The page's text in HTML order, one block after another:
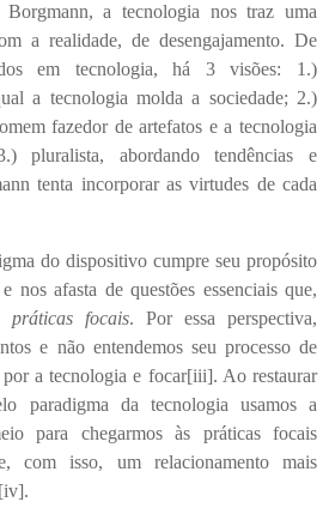
Borgmann, a tecnologia nos traz uma
a realidade, de desengajamento. De
em tecnologia, há 3 visões: 1.)
a tecnologia molda a sociedade; 2.)
fazedor de artefatos e a tecnologia
pluralista, abordando tendências e
tenta incorporar as virtudes de cada
do dispositivo cumpre seu propósito
nos afasta de questões essenciais que,
práticas focais. Por essa perspectiva,
e não entendemos seu processo de
a tecnologia e focar[iii]. Ao restaurar
paradigma da tecnologia usamos a
para chegarmos às práticas focais
com isso, um relacionamento mais
[iv].